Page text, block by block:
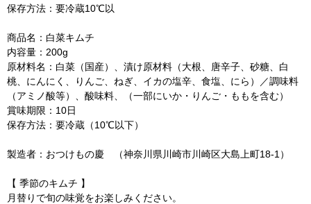
保存方法：要冷蔵10℃以
商品名：白菜キムチ
内容量：200g
原材料名：白菜（国産）、漬け原材料（大根、唐辛子、砂糖、白
桃、にんにく、りんご、ねぎ、イカの塩辛、食塩、にら）／調味料
（アミノ酸等）、酸味料、（一部にいか・りんご・ももを含む）
賞味期限：10日
保存方法：要冷蔵（10℃以下）
製造者：おつけもの慶 （神奈川県川崎市川崎区大島上町18-1）
【 季節のキムチ 】
月替りで旬の味覚をお楽しみください。